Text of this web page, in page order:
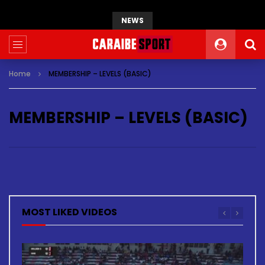
NEWS
Home MEMBERSHIP – LEVELS (BASIC)
MEMBERSHIP – LEVELS (BASIC)
MOST LIKED VIDEOS